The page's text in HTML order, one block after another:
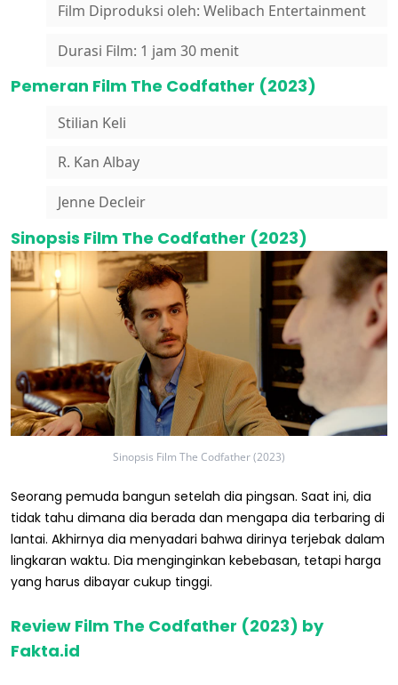
Film Diproduksi oleh: Welibach Entertainment
Durasi Film: 1 jam 30 menit
Pemeran Film The Codfather (2023)
Stilian Keli
R. Kan Albay
Jenne Decleir
Sinopsis Film The Codfather (2023)
Sinopsis Film The Codfather (2023)
Seorang pemuda bangun setelah dia pingsan. Saat ini, dia
tidak tahu dimana dia berada dan mengapa dia terbaring di
lantai. Akhirnya dia menyadari bahwa dirinya terjebak dalam
lingkaran waktu. Dia menginginkan kebebasan, tetapi harga
yang harus dibayar cukup tinggi.
Review Film The Codfather (2023) by
Fakta.id